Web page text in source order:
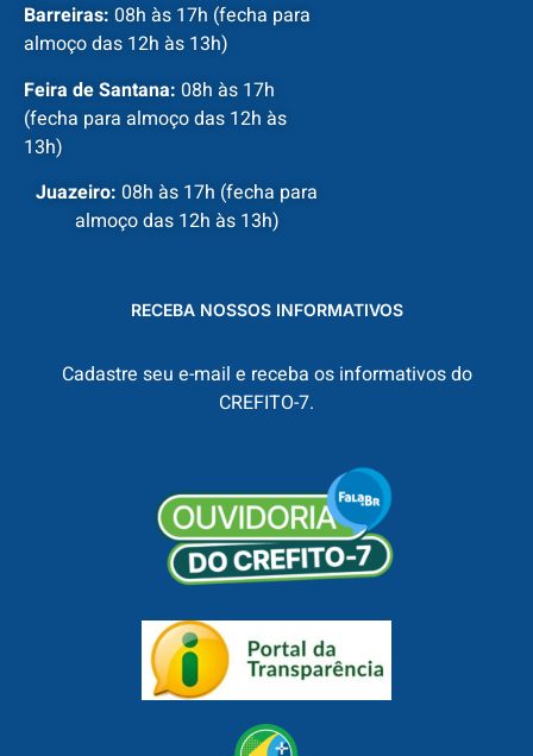
Barreiras: 08h às 17h (fecha para
almoço das 12h às 13h)
Feira de Santana: 08h às 17h
(fecha para almoço das 12h às
13h)
Juazeiro: 08h às 17h (fecha para
almoço das 12h às 13h)
RECEBA NOSSOS INFORMATIVOS
Cadastre seu e-mail e receba os informativos do
CREFITO-7.